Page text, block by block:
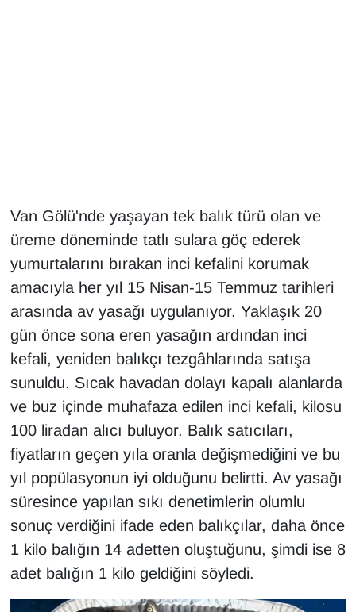
Van Gölü'nde yaşayan tek balık türü olan ve
üreme döneminde tatlı sulara göç ederek
yumurtalarını bırakan inci kefalini korumak
amacıyla her yıl 15 Nisan-15 Temmuz tarihleri
arasında av yasağı uygulanıyor. Yaklaşık 20
gün önce sona eren yasağın ardından inci
kefali, yeniden balıkçı tezgâhlarında satışa
sunuldu. Sıcak havadan dolayı kapalı alanlarda
ve buz içinde muhafaza edilen inci kefali, kilosu
100 liradan alıcı buluyor. Balık satıcıları,
fiyatların geçen yıla oranla değişmediğini ve bu
yıl popülasyonun iyi olduğunu belirtti. Av yasağı
süresince yapılan sıkı denetimlerin olumlu
sonuç verdiğini ifade eden balıkçılar, daha önce
1 kilo balığın 14 adetten oluştuğunu, şimdi ise 8
adet balığın 1 kilo geldiğini söyledi.
En çok konuşulanlar
GENEL
Güncel
Gündem
Haber
HABERDE İNSAN
İngilizce
Kadın
Kamu Alımları